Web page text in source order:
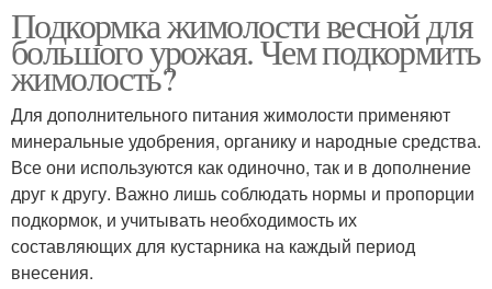
Подкормка жимолости весной для
большого урожая. Чем подкормить
жимолость?
Для дополнительного питания жимолости применяют
минеральные удобрения, органику и народные средства.
Все они используются как одиночно, так и в дополнение
друг к другу. Важно лишь соблюдать нормы и пропорции
подкормок, и учитывать необходимость их
составляющих для кустарника на каждый период
внесения.